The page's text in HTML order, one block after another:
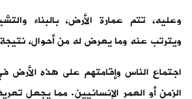
وعليه، تتم عمارة الأرض، بالبناء
ويترتب عنه وما يعرض له من أحوال، نتيجة
اجتماع الناس وإقامتهم على هذه الأرض
الزمن أو العمر الإنسانيين. مما يجعل